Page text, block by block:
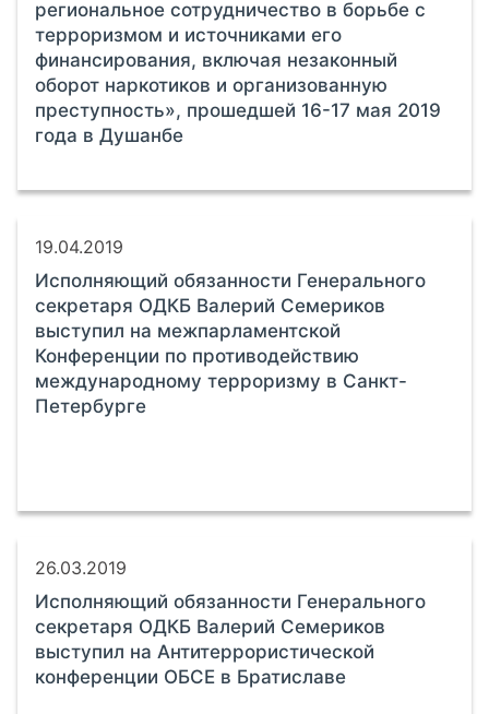
региональное сотрудничество в борьбе с
терроризмом и источниками его
финансирования, включая незаконный
оборот наркотиков и организованную
преступность», прошедшей 16-17 мая 2019
года в Душанбе
19.04.2019
Исполняющий обязанности Генерального
секретаря ОДКБ Валерий Семериков
выступил на межпарламентской
Конференции по противодействию
международному терроризму в Санкт-
Петербурге
26.03.2019
Исполняющий обязанности Генерального
секретаря ОДКБ Валерий Семериков
выступил на Антитеррористической
конференции ОБСЕ в Братиславе